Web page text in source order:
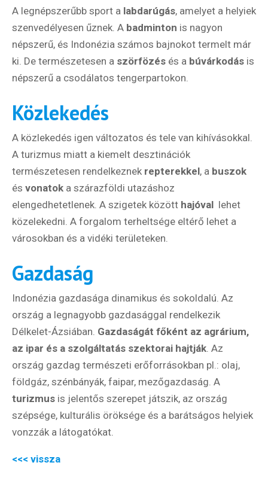
Hírlevél
Válaszd ki az ajándékod amit
most ingyen megkapsz Tőlünk!
Világkörüli
Külföldre
kockázat
Utazási
Élmény
Feliratkozom
A legnépszerűbb sport a labdarúgás, amelyet a helyiek
szenvedélyesen űznek. A badminton is nagyon
népszerű, és Indonézia számos bajnokot termelt már
ki. De természetesen a szörfözés és a búvárkodás is
népszerű a csodálatos tengerpartokon.
Közlekedés
A közlekedés igen változatos és tele van kihívásokkal.
A turizmus miatt a kiemelt desztinációk
természetesen rendelkeznek repterekkel, a buszok
és vonatok a szárazföldi utazáshoz
elengedhetetlenek. A szigetek között hajóval lehet
közelekedni. A forgalom terheltsége eltérő lehet a
városokban és a vidéki területeken.
Gazdaság
Indonézia gazdasága dinamikus és sokoldalú. Az
ország a legnagyobb gazdasággal rendelkezik
Délkelet-Ázsiában. Gazdaságát főként az agrárium,
az ipar és a szolgáltatás szektorai hajtják . Az
ország gazdag természeti erőforrásokban pl.: olaj,
földgáz, szénbányák, faipar, mezőgazdaság. A
turizmus is jelentős szerepet játszik, az ország
szépsége, kulturális öröksége és a barátságos helyiek
vonzzák a látogatókat.
<<< vissza